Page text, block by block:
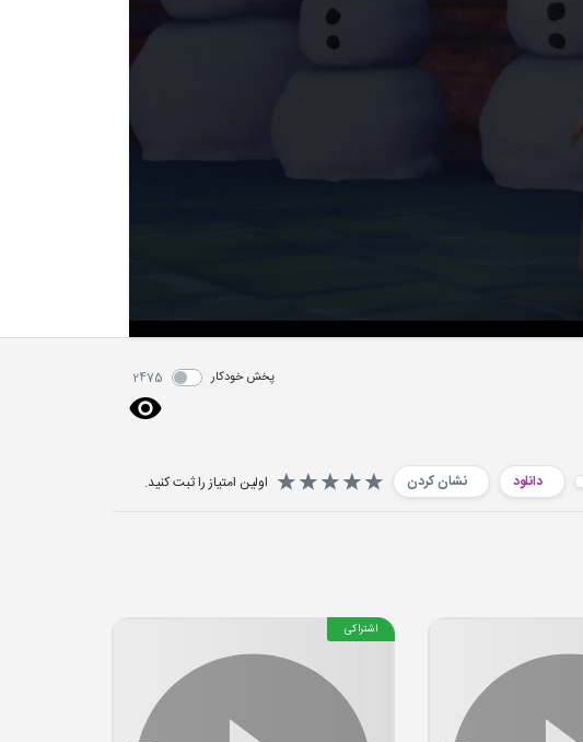
پخش خودکار 2475
دانلود نشان کردن اولین امتیاز را ثبت کنید.
اشتراکی